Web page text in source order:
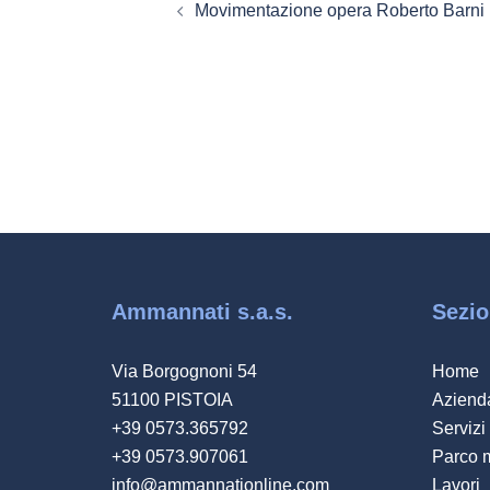
Movimentazione opera Roberto Barni
Ammannati s.a.s.
Via Borgognoni 54
51100 PISTOIA
+39 0573.365792
+39 0573.907061
info@ammannationline.com
Home
Servizi
Parco
Lavori